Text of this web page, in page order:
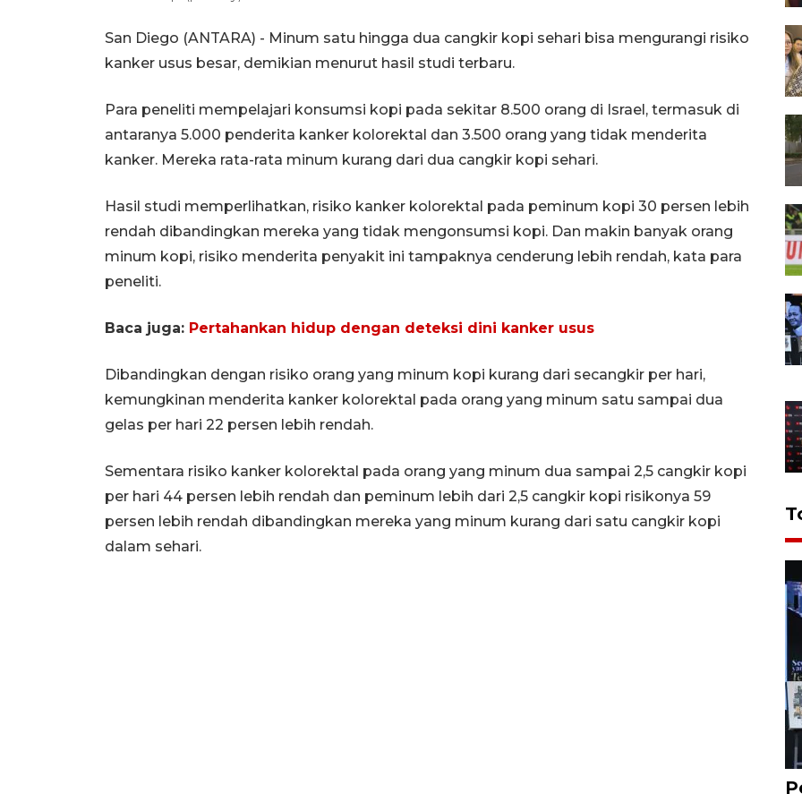
San Diego (ANTARA) - Minum satu hingga dua cangkir kopi sehari bisa mengurangi risiko
kanker usus besar, demikian menurut hasil studi terbaru.
Para peneliti mempelajari konsumsi kopi pada sekitar 8.500 orang di Israel, termasuk di
antaranya 5.000 penderita kanker kolorektal dan 3.500 orang yang tidak menderita
kanker. Mereka rata-rata minum kurang dari dua cangkir kopi sehari.
Hasil studi memperlihatkan, risiko kanker kolorektal pada peminum kopi 30 persen lebih
rendah dibandingkan mereka yang tidak mengonsumsi kopi. Dan makin banyak orang
minum kopi, risiko menderita penyakit ini tampaknya cenderung lebih rendah, kata para
peneliti.
Baca juga: Pertahankan hidup dengan deteksi dini kanker usus
Dibandingkan dengan risiko orang yang minum kopi kurang dari secangkir per hari,
kemungkinan menderita kanker kolorektal pada orang yang minum satu sampai dua
gelas per hari 22 persen lebih rendah.
Sementara risiko kanker kolorektal pada orang yang minum dua sampai 2,5 cangkir kopi
per hari 44 persen lebih rendah dan peminum lebih dari 2,5 cangkir kopi risikonya 59
persen lebih rendah dibandingkan mereka yang minum kurang dari satu cangkir kopi
dalam sehari.